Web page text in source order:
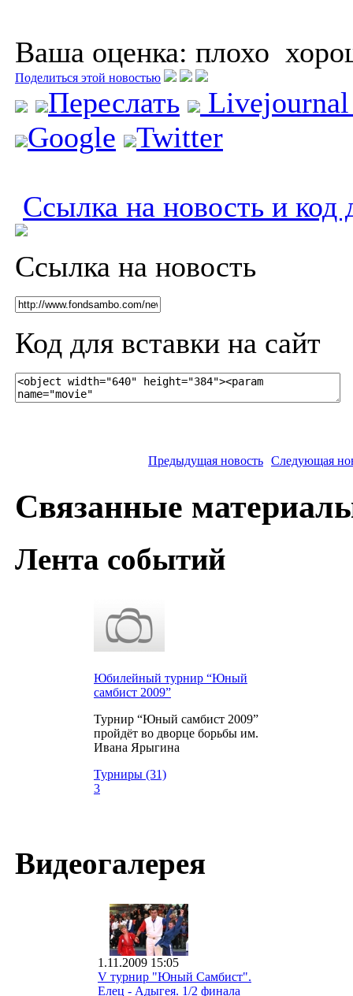
Ваша оценка: плохо
Поделиться этой новостью
Переслать
Google
Twitter
Ссылка на новость и код
Ссылка на новость
Код для вставки на сайт
Предыдущая новость Следующая
Связанные
Лента событий
Юбилейный турнир “Юный
самбист 2009”
Турнир “Юный самбист 2009”
пройдёт во дворце борьбы им.
Ивана Ярыгина
Турниры (31)
3
Видеогалерея
1.11.2009 15:05
V турнир "Юный Самбист".
Елец - Адыгея. 1/2 финала